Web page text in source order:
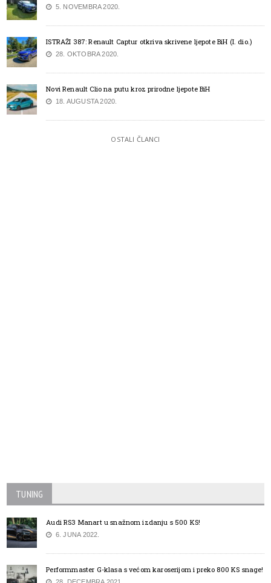
5. NOVEMBRA 2020.
ISTRAŽI 387: Renault Captur otkriva skrivene ljepote BiH (I. dio.)
28. OKTOBRA 2020.
Novi Renault Clio na putu kroz prirodne ljepote BiH
18. AUGUSTA 2020.
OSTALI ČLANCI
TUNING
Audi RS3 Manart u snažnom izdanju s 500 KS!
6. JUNA 2022.
Performmaster G-klasa s većom karoserijom i preko 800 KS snage!